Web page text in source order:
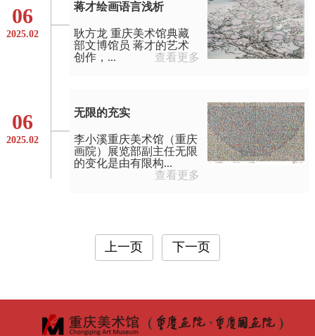
06
2025.02
蒋才绘画语言浅析
耿方龙 重庆美术馆典藏
部文博馆员 蒋才的艺术
创作，...
查看更多
06
2025.02
无限的充实
李小溪重庆美术馆（重庆
画院）展览部副主任无限
的变化是由有限构...
查看更多
上一页 下一页